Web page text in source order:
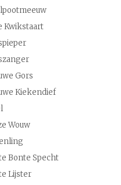
Kwikstaart
Gors
Kiekendief
Wouw
Bonte Specht
Lijster